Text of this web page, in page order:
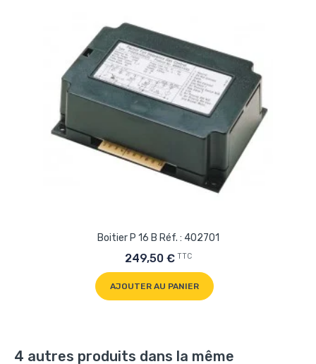
Boitier P 16 B Réf. : 402701
249,50 € TTC
AJOUTER AU PANIER
4 autres produits dans la même